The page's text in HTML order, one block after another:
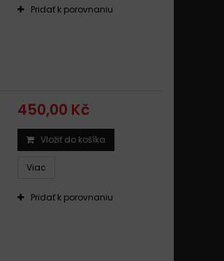
Pridať k porovnaniu
450,00 Kč
Vložiť do košíka
Viac
Pridať k porovnaniu